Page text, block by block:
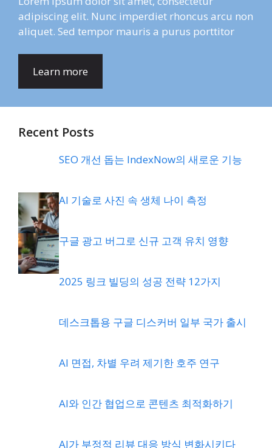
adipiscing elit. Nunc imperdiet rhoncus arcu non
aliquet. Sed tempor mauris a purus porttitor
Learn more
Recent Posts
SEO 개선 돕는 IndexNow의 새로운 기능
AI 기술로 사진 속 생체 나이 측정
구글 광고 버그로 신규 고객 유치 영향
2025 링크 빌딩의 성공 전략 12가지
데스크톱용 구글 디스커버 일부 국가 출시
AI 면접, 차별 우려 제기한 호주 연구
AI와 인간 협업으로 콘텐츠 최적화하기
AI가 부정적 리뷰 대응 방식 변화시키다